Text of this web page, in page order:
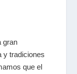
gran
y tradiciones
que el